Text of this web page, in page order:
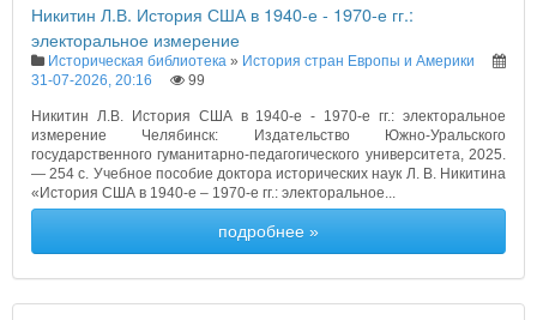
Никитин Л.В. История США в 1940-е - 1970-е гг.:
электоральное измерение
Историческая библиотека » История стран Европы и Америки
31-07-2026, 20:16
99
Никитин Л.В. История США в 1940-е - 1970-е гг.: электоральное
измерение Челябинск: Издательство Южно-Уральского
государственного гуманитарно-педагогического университета, 2025.
— 254 с. Учебное пособие доктора исторических наук Л. В. Никитина
«История США в 1940-е – 1970-е гг.: электоральное...
подробнее »